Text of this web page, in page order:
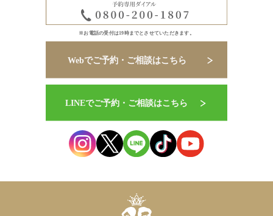
※お電話の受付は19時までとさせていただきます。